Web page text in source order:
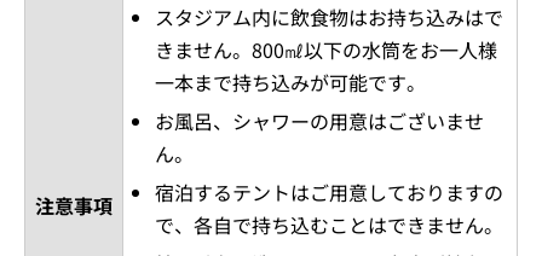
注意事項
スタジアム内に飲食物はお持ち込みはで
きません。800㎖以下の水筒をお一人様
一本まで持ち込みが可能です。
お風呂、シャワーの用意はございませ
ん。
宿泊するテントはご用意しておりますの
で、各自で持ち込むことはできません。